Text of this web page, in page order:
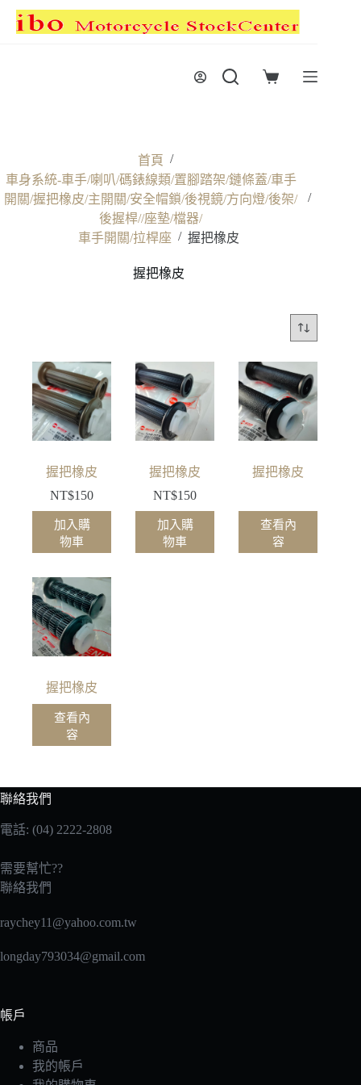
購
首頁 /
車身系統-車手/喇叭/碼錶線類/置腳踏架/鏈條蓋/車手
開關/握把橡皮/主開關/安全帽鎖/後視鏡/方向燈/後架/
後握桿//座墊/檔器/
/
車手開關/拉桿座 / 握把橡皮
握把橡皮
握把橡皮
NT$150
加入購
物車
握把橡皮
NT$150
加入購
物車
握把橡皮
查看內
容
握把橡皮
查看內
容
聯絡我們
電話: (04) 2222-2808
需要幫忙??
聯絡我們
raychey11@yahoo.com.tw
longday793034@gmail.com
帳戶
商品
我的帳戶